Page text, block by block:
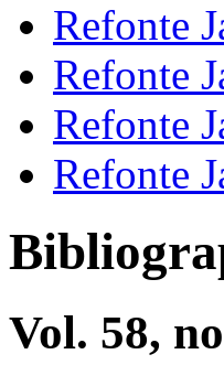
Refonte
Refonte
Refonte
Refonte
Vol. 58,